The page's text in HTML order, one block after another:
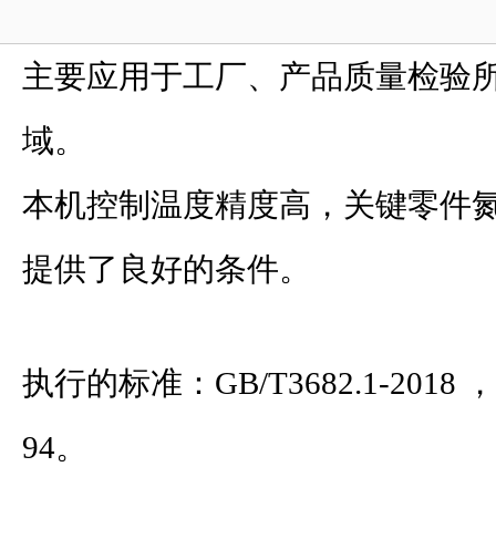
主要应用于工厂、产品质量检验
域。
本机控制温度精度高，关键零件
提供了良好的条件。
执行的标准：GB/T3682.1-2018
94。